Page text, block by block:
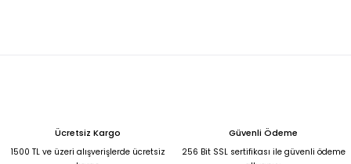
1.490,00 TL
Ücretsiz Kargo
1500 TL ve üzeri alışverişlerde ücretsiz
Güvenli Ödeme
256 Bit SSL sertifikası ile güvenli ödeme